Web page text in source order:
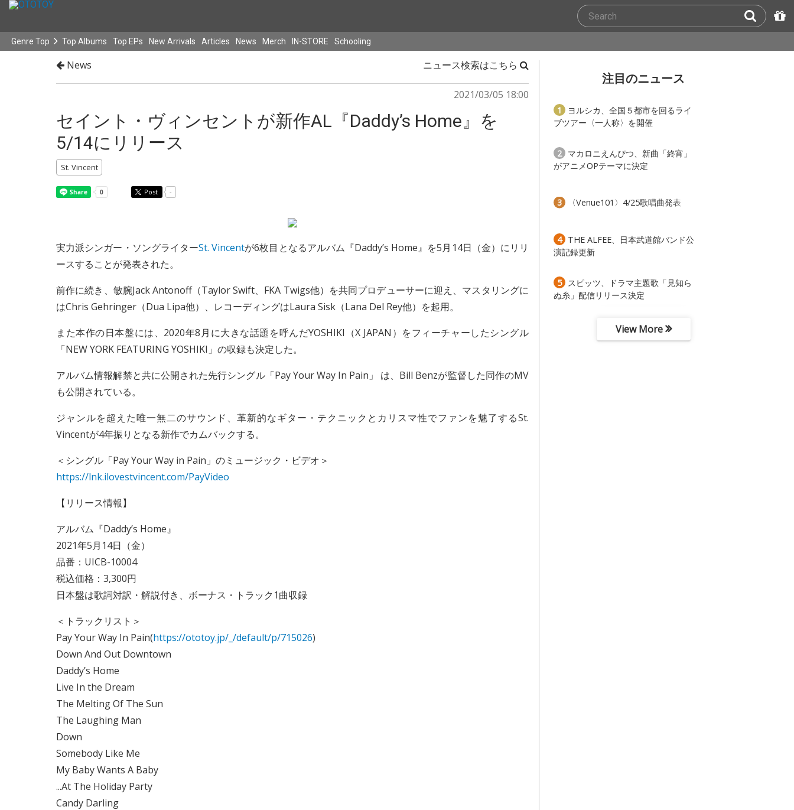
Genre Top Top Albums Top EPs New Arrivals Articles News Merch IN-STORE Schooling
News ニュース検索はこちら
2021/03/05 18:00
セイント・ヴィンセントが新作AL『Daddy’s Home』を
5/14にリリース
St. Vincent
Post -
実力派シンガー・ソングライターSt. Vincentが6枚目となるアルバム『Daddy’s Home』を5月14日（金）にリリ
ースすることが発表された。
前作に続き、敏腕Jack Antonoff（Taylor Swift、FKA Twigs他）を共同プロデューサーに迎え、マスタリングに
はChris Gehringer（Dua Lipa他）、レコーディングはLaura Sisk（Lana Del Rey他）を起用。
また本作の日本盤には、2020年8月に大きな話題を呼んだYOSHIKI（X JAPAN）をフィーチャーしたシングル
「NEW YORK FEATURING YOSHIKI」の収録も決定した。
アルバム情報解禁と共に公開された先行シングル「Pay Your Way In Pain」 は、Bill Benzが監督した同作のMV
も公開されている。
ジャンルを超えた唯一無二のサウンド、革新的なギター・テクニックとカリスマ性でファンを魅了するSt.
Vincentが4年振りとなる新作でカムバックする。
＜シングル「Pay Your Way in Pain」のミュージック・ビデオ＞
https://lnk.ilovestvincent.com/PayVideo
【リリース情報】
アルバム『Daddy’s Home』
2021年5月14日（金）
品番：UICB-10004
税込価格：3,300円
日本盤は歌詞対訳・解説付き、ボーナス・トラック1曲収録
＜トラックリスト＞
Pay Your Way In Pain(https://ototoy.jp/_/default/p/715026)
Down And Out Downtown
Daddy’s Home
Live In the Dream
The Melting Of The Sun
The Laughing Man
Down
Somebody Like Me
My Baby Wants A Baby
...At The Holiday Party
Candy Darling
注目のニュース
1
ブツアー〈一人称〉を開催
2
がアニメOPテーマに決定
3 〈Venue101〉4/25歌唱曲発表
4
演記録更新
5
ぬ糸」配信リリース決定
View More